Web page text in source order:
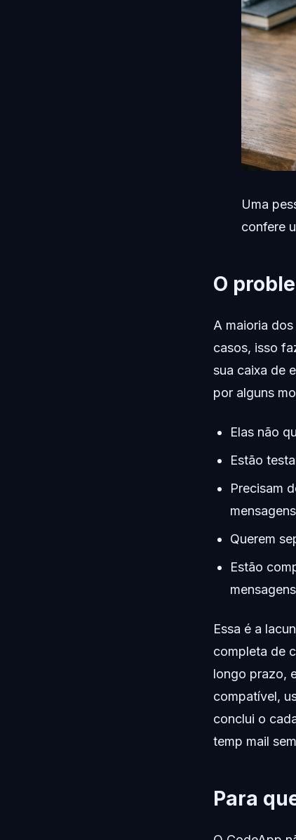
Uma
confere
O
A maioria
casos, isso
sua caixa de
por alguns
Elas não
Estão
Precisam
Querem
Estão
Essa é a
completa de
longo prazo,
compatível,
conclui o
temp mail
Para